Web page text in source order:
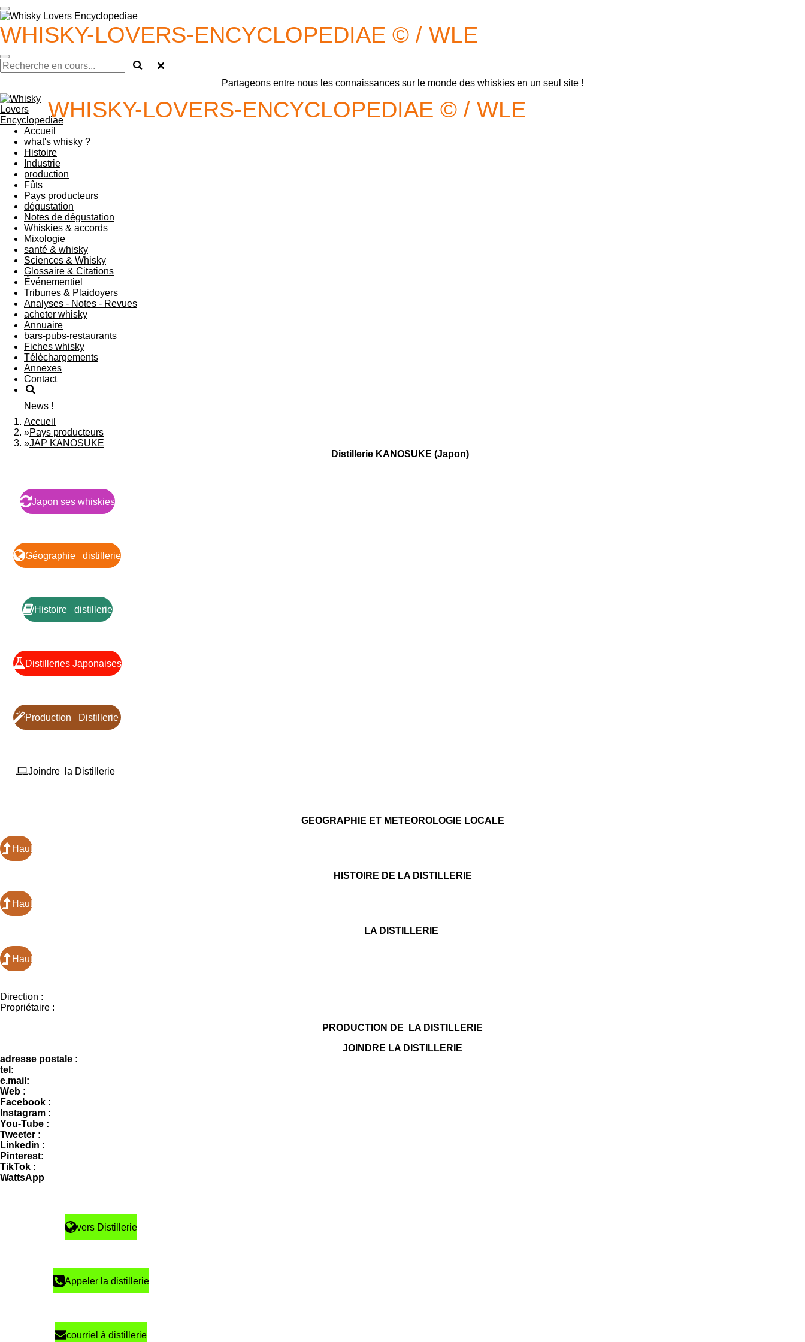
Passer
au
contenu
principal
WHISKY-LOVERS-ENCYCLOPEDIAE © / WLE
Partageons entre nous les connaissances sur le monde des whiskies en un seul site !
WHISKY-LOVERS-ENCYCLOPEDIAE © / WLE
Accueil
what's whisky ?
Histoire
Industrie
production
Fûts
Pays producteurs
dégustation
Notes de dégustation
Whiskies & accords
Mixologie
santé & whisky
Sciences & Whisky
Glossaire & Citations
Événementiel
Tribunes & Plaidoyers
Analyses - Notes - Revues
acheter whisky
Annuaire
bars-pubs-restaurants
Fiches whisky
Téléchargements
Annexes
Contact
News !
Accueil
»Pays producteurs
»JAP KANOSUKE
Distillerie KANOSUKE (Japon)
Japon ses whiskies
Géographie distillerie
Histoire distillerie
Distilleries Japonaises
Production Distillerie
Joindre la Distillerie
GEOGRAPHIE ET METEOROLOGIE LOCALE
Haut
HISTOIRE DE LA DISTILLERIE
Haut
LA DISTILLERIE
Haut
Direction :
Propriétaire :
PRODUCTION DE LA DISTILLERIE
JOINDRE LA DISTILLERIE
adresse postale :
tel:
e.mail:
Web :
Facebook :
Instagram :
You-Tube :
Tweeter :
Linkedin :
Pinterest:
TikTok :
WattsApp
vers Distillerie
Appeler la distillerie
courriel à distillerie